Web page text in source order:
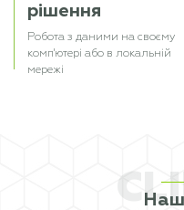
рішення
Робота з даними на своєму
комп'ютері або в локальній
мережі